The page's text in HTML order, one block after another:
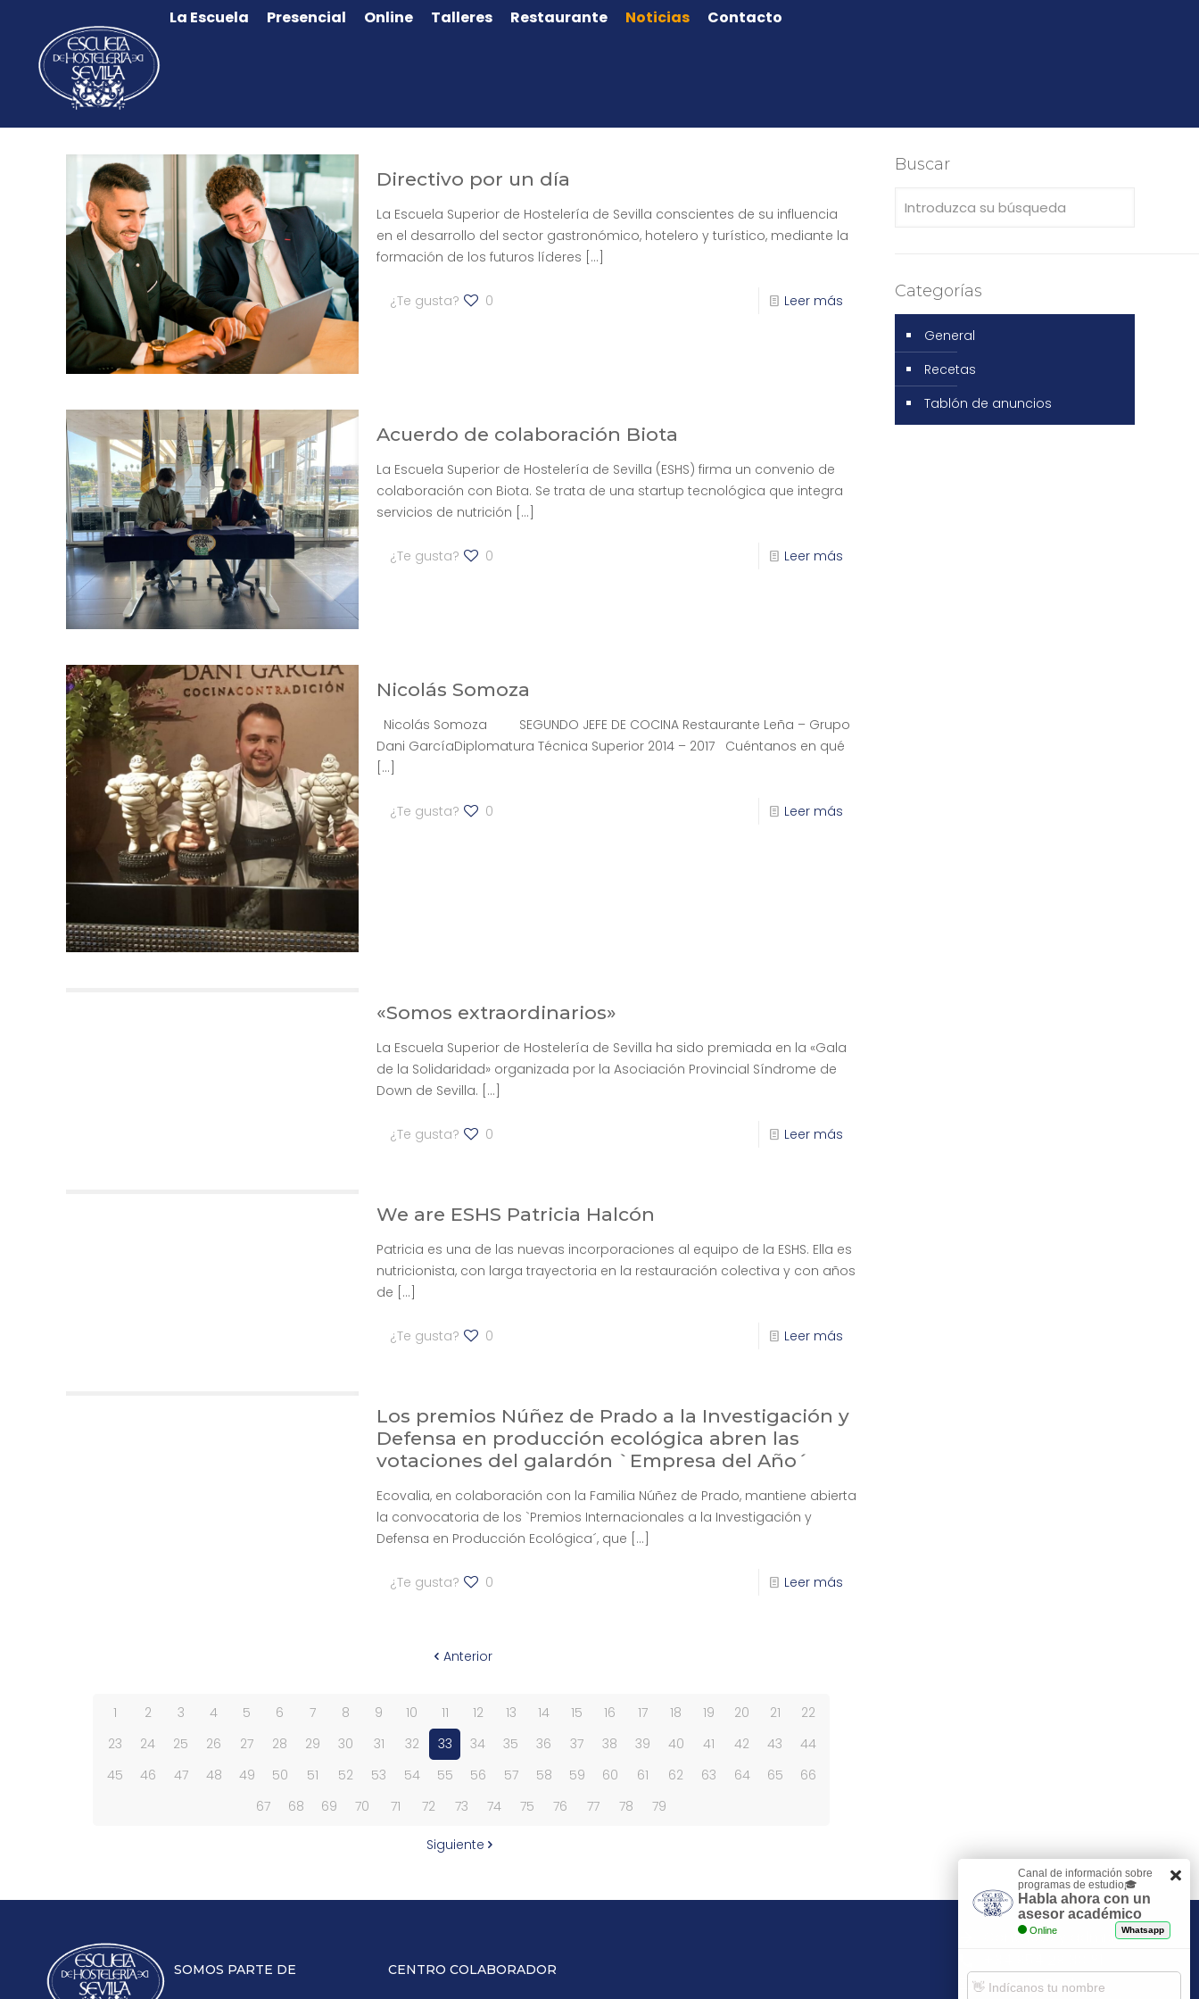
La Escuela Presencial Online Talleres Restaurante Noticias Contacto
Directivo por un día
La Escuela Superior de Hostelería de Sevilla conscientes de su influencia
en el desarrollo del sector gastronómico, hotelero y turístico, mediante la
formación de los futuros líderes […]
¿Te gusta? 0 Leer más
Acuerdo de colaboración Biota
La Escuela Superior de Hostelería de Sevilla (ESHS) firma un convenio de
colaboración con Biota. Se trata de una startup tecnológica que integra
servicios de nutrición […]
¿Te gusta? 0 Leer más
Nicolás Somoza
Nicolás Somoza SEGUNDO JEFE DE COCINA Restaurante Leña – Grupo
Dani GarcíaDiplomatura Técnica Superior 2014 – 2017 Cuéntanos en qué
[…]
¿Te gusta? 0 Leer más
«Somos extraordinarios»
La Escuela Superior de Hostelería de Sevilla ha sido premiada en la «Gala
de la Solidaridad» organizada por la Asociación Provincial Síndrome de
Down de Sevilla. […]
¿Te gusta? 0 Leer más
We are ESHS Patricia Halcón
Patricia es una de las nuevas incorporaciones al equipo de la ESHS. Ella es
nutricionista, con larga trayectoria en la restauración colectiva y con años
de […]
¿Te gusta? 0 Leer más
Los premios Núñez de Prado a la Investigación y
Defensa en producción ecológica abren las
votaciones del galardón `Empresa del Año´
Ecovalia, en colaboración con la Familia Núñez de Prado, mantiene abierta
la convocatoria de los `Premios Internacionales a la Investigación y
Defensa en Producción Ecológica´, que […]
¿Te gusta? 0 Leer más
Anterior
1 2 3 4 5 6 7 8 9 10 11 12 13 14 15 16 17 18 19 20 21
22
23
24 25 26 27 28 29 30 31 32 33 34 35 36 37 38 39 40 41 42 43
44
45
46 47 48 49 50 51 52 53 54 55 56 57 58 59 60 61 62 63 64 65
66
67
68 69 70 71 72 73 74 75 76 77 78 79
Siguiente
Buscar
Categorías
General
Recetas
Tablón de anuncios
SOMOS PARTE DE CENTRO COLABORADOR
Contacto y admisiones
escuela@esh.es
Canal de información sobre
programas de estudio🎓
Habla ahora con un
asesor académico
Online Whatsapp